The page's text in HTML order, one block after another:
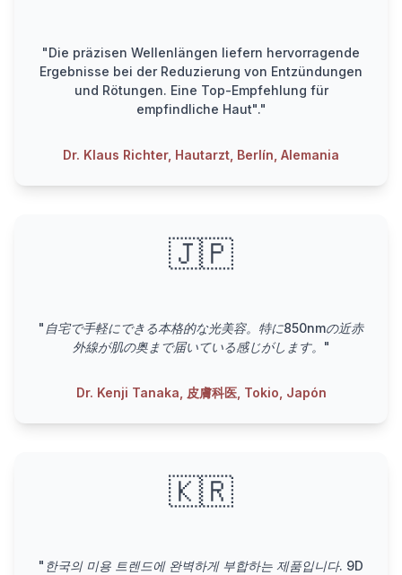
"Die präzisen Wellenlängen liefern hervorragende
Ergebnisse bei der Reduzierung von Entzündungen
und Rötungen. Eine Top-Empfehlung für
empfindliche Haut"."
Dr. Klaus Richter, Hautarzt, Berlín, Alemania
🇯🇵
"自宅で手軽にできる本格的な光美容。特に850nmの近赤
外線が肌の奥まで届いている感じがします。"
Dr. Kenji Tanaka, 皮膚科医, Tokio, Japón
🇰🇷
"한국의 미용 트렌드에 완벽하게 부합하는 제품입니다. 9D